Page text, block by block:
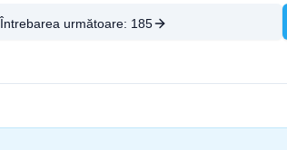
Întrebarea următoare: 185